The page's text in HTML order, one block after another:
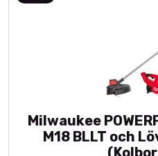
Milwaukee
M18 BLLT och